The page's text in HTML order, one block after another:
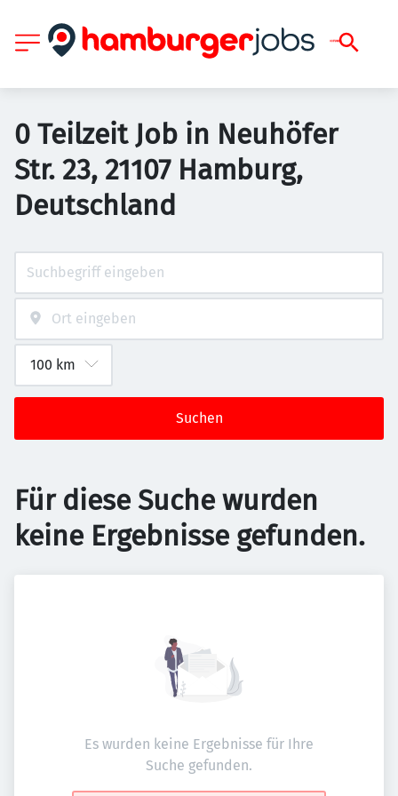
0 Teilzeit Job in Neuhöfer
Str. 23, 21107 Hamburg,
Deutschland
Suchen
Für diese Suche wurden
keine Ergebnisse gefunden.
Es wurden keine Ergebnisse für Ihre
Suche gefunden.